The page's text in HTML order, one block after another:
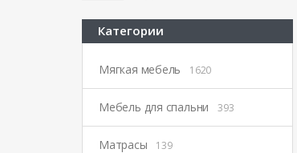
Категории
Мягкая мебель 1620
Мебель для спальни 393
Матрасы 139